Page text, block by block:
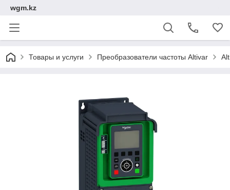
wgm.kz
Товары и услуги Преобразователи частоты Altivar